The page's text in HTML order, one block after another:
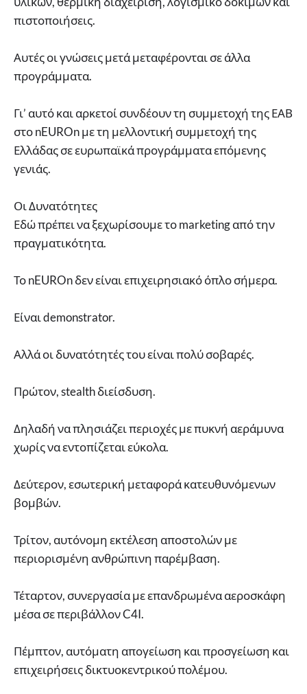
πιστοποιήσεις.
Αυτές οι γνώσεις μετά μεταφέρονται σε άλλα
προγράμματα.
Γι’ αυτό και αρκετοί συνδέουν τη συμμετοχή της ΕΑΒ
στο nEUROn με τη μελλοντική συμμετοχή της
Ελλάδας σε ευρωπαϊκά προγράμματα επόμενης
γενιάς.
Οι Δυνατότητες
Εδώ πρέπει να ξεχωρίσουμε το marketing από την
πραγματικότητα.
Το nEUROn δεν είναι επιχειρησιακό όπλο σήμερα.
Είναι demonstrator.
Αλλά οι δυνατότητές του είναι πολύ σοβαρές.
Πρώτον, stealth διείσδυση.
Δηλαδή να πλησιάζει περιοχές με πυκνή αεράμυνα
χωρίς να εντοπίζεται εύκολα.
Δεύτερον, εσωτερική μεταφορά κατευθυνόμενων
βομβών.
Τρίτον, αυτόνομη εκτέλεση αποστολών με
περιορισμένη ανθρώπινη παρέμβαση.
Τέταρτον, συνεργασία με επανδρωμένα αεροσκάφη
μέσα σε περιβάλλον C4I.
Πέμπτον, αυτόματη απογείωση και προσγείωση και
επιχειρήσεις δικτυοκεντρικού πολέμου.